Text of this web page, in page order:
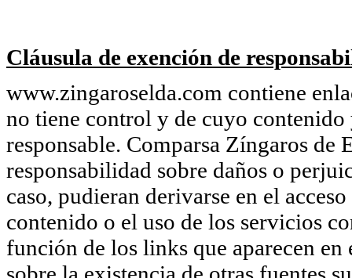
Cláusula de exención de
www.zingaroselda.com contiene
no tiene control y de cuyo
responsable. Comparsa Zíngaros de
responsabilidad sobre daños o
caso, pudieran derivarse en el
contenido o el uso de los servicios
función de los links que aparecen